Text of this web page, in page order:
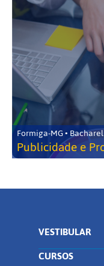
Formiga-MG •
Publicidade e
VESTIBULAR
CURSOS